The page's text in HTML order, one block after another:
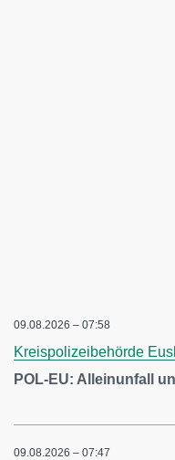
09.08.2026 – 07:58
Kreispolizeibehörde
POL-EU: Alleinunfall
09.08.2026 – 07:47